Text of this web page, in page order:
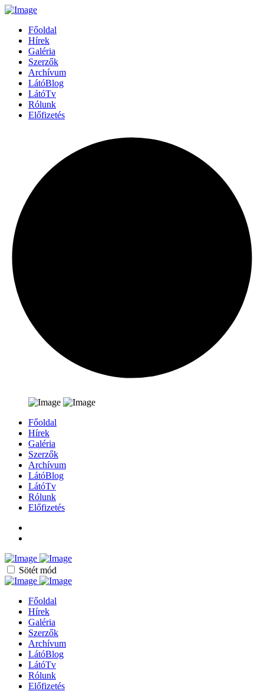
Főoldal
Hírek
Galéria
Szerzők
Archívum
LátóBlog
LátóTv
Rólunk
Előfizetés
Főoldal
Hírek
Galéria
Szerzők
Archívum
LátóBlog
LátóTv
Rólunk
Előfizetés
Sötét mód
Főoldal
Hírek
Galéria
Szerzők
Archívum
LátóBlog
LátóTv
Rólunk
Előfizetés